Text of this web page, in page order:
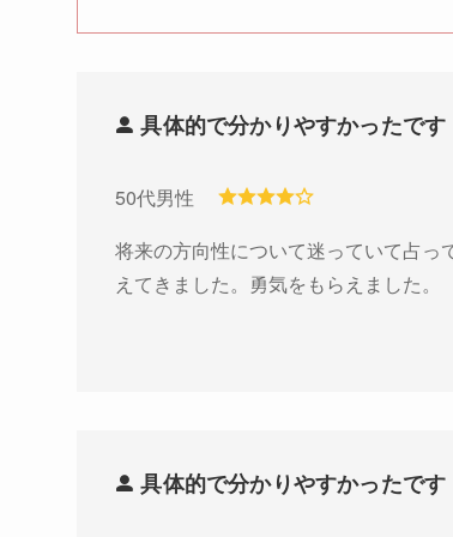
具体的で分かりやすかったです
50代男性
将来の方向性について迷っていて占
えてきました。勇気をもらえました。
具体的で分かりやすかったです